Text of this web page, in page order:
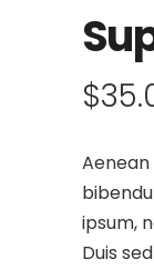
$
Aenean
ipsum,
Duis